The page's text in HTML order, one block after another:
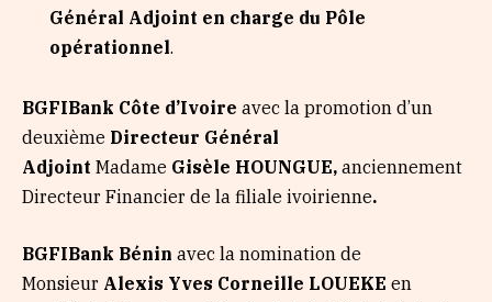
Général Adjoint en charge du Pôle
opérationnel.
BGFIBank Côte d’Ivoire avec la promotion d’un
deuxième Directeur Général
Adjoint Madame Gisèle HOUNGUE, anciennement
Directeur Financier de la filiale ivoirienne.
BGFIBank Bénin avec la nomination de
Monsieur Alexis Yves Corneille LOUEKE en